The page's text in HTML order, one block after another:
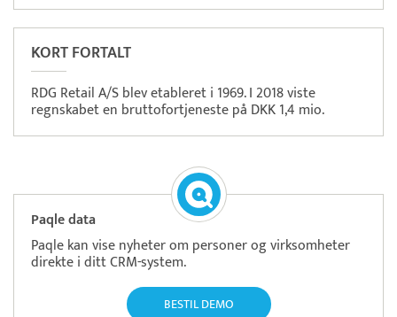
KORT FORTALT
RDG Retail A/S blev etableret i 1969. I 2018 viste
regnskabet en bruttofortjeneste på DKK 1,4 mio.
Paqle data
Paqle kan vise nyheter om personer og virksomheter
direkte i ditt CRM-system.
BESTIL DEMO